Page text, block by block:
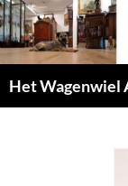
Het Wagenwiel